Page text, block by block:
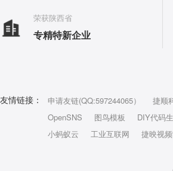
荣获陕西省
专精特新企业
友情链接： 申请友链(QQ:597244065） 捷顺
OpenSNS
图鸟模板 DIY代码
小蚂蚁云
工业互联网 捷映视